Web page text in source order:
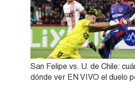
San Felipe vs. U. de Chile:
dónde ver EN VIVO el duelo